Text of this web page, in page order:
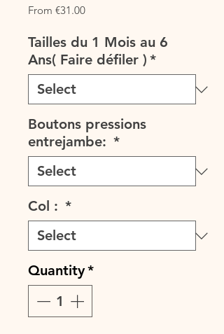
From €31.00Sale
Tailles du 1 Mois au 6
Ans( Faire défiler ) *
Boutons pressions
entrejambe: *
Col : *
Quantity*